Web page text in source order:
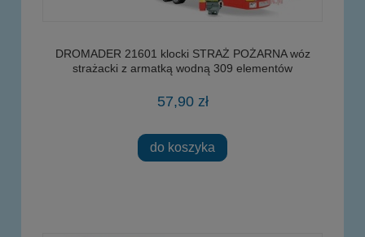
DROMADER 21601 klocki STRAŻ POŻARNA wóz
strażacki z armatką wodną 309 elementów
57,90 zł
do koszyka